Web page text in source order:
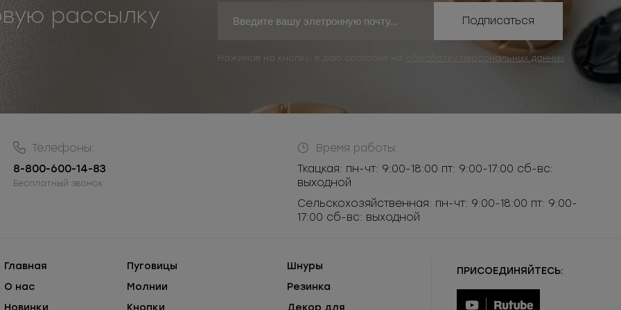
рассылку Подписаться
Нажимая на кнопку, я даю согласие на обработку персональных данных
Телефоны:
8-800-600-14-83
Бесплатный звонок
Время работы:
Ткацкая: пн-чт: 9:00-18:00 пт: 9:00-17:00 сб-вс:
выходной
Сельскохозяйственная: пн-чт: 9:00-18:00 пт: 9:00-
17:00 сб-вс: выходной
Главная
О нас
Пуговицы
Молнии
Шнуры
Резинка
ПРИСОЕДИНЯЙТЕСЬ: